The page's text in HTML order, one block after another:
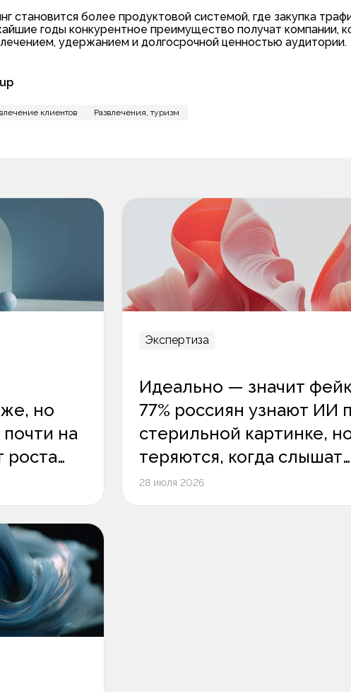
становится более продуктовой системой, где закупка
годы конкурентное преимущество получат компании,
удержанием и долгосрочной ценностью аудитории.
клиентов Развлечения, туризм
но
почти на
роста
Экспертиза
Идеально — значит
77% россиян узнают ИИ
стерильной картинке,
теряются, когда слышат
цифровой голос
28 июля 2026